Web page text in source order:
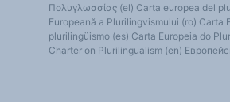
Πολυγλωσσίας (el) Carta europea del
Europeană a Plurilingvismului (ro) Carta
plurilingüismo (es) Carta Europeia do
Charter on Plurilingualism (en)